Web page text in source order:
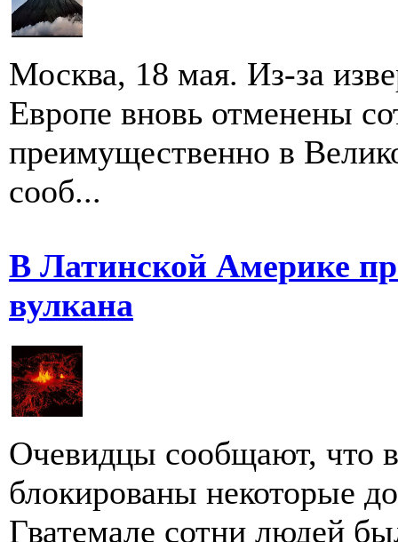
Москва, 18 мая. Из-за
Европе вновь отменены
преимущественно в
сооб...
В Латинской Америке
вулкана
Очевидцы сообщают, что
блокированы некоторые
Гватемале сотни людей